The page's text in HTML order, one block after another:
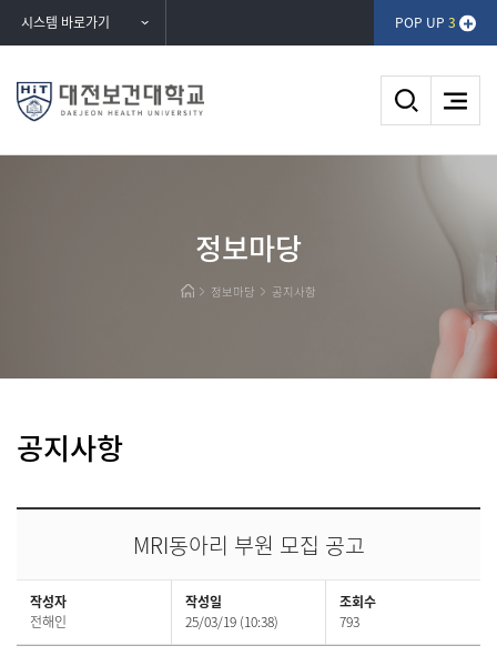
건너뛰기시스템 바로가기 POP UP 3
대전보건대학교정보마당
정보마당 공지사항
공지사항
MRI동아리 부원 모집 공고
작성자
전해인
작성일
25/03/19 (10:38)
조회수
793